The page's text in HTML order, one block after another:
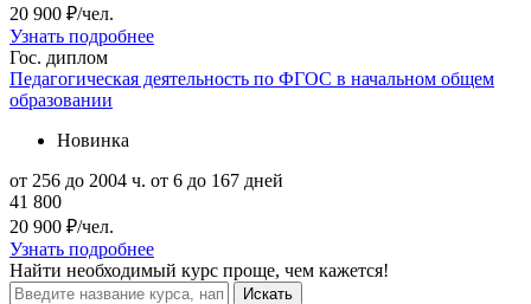
20 900 ₽/чел.
Узнать подробнее
Гос. диплом
Педагогическая деятельность по ФГОС в начальном общем
образовании
Новинка
от 256 до 2004 ч. от 6 до 167 дней
41 800
20 900 ₽/чел.
Узнать подробнее
Найти необходимый курс проще, чем кажется!
Искать